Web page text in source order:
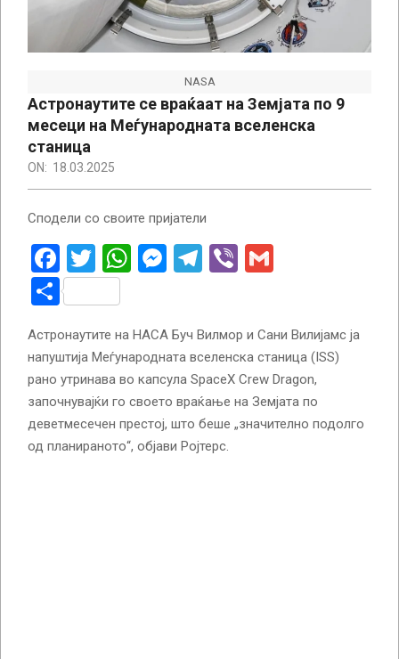
NASA
Астронаутите се враќаат на Земјата по 9
месеци на Меѓународната вселенска
станица
ON: 18.03.2025
Сподели со своите пријатели
Facebook
Twitter
WhatsApp
Messenger
Telegram
Viber
Share
Астронаутите на НАСА Буч Вилмор и Сани Вилијамс ја
напуштија Меѓународната вселенска станица (ISS)
рано утринава во капсула SpaceX Crew Dragon,
започнувајќи го своето враќање на Земјата по
деветмесечен престој, што беше „значително подолго
од планираното“, објави Ројтерс.